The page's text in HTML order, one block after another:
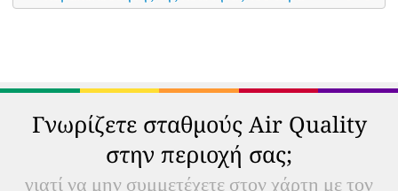
Γνωρίζετε σταθμούς Air Quality
στην περιοχή σας;
γιατί να μην συμμετέχετε στον χάρτη με τον